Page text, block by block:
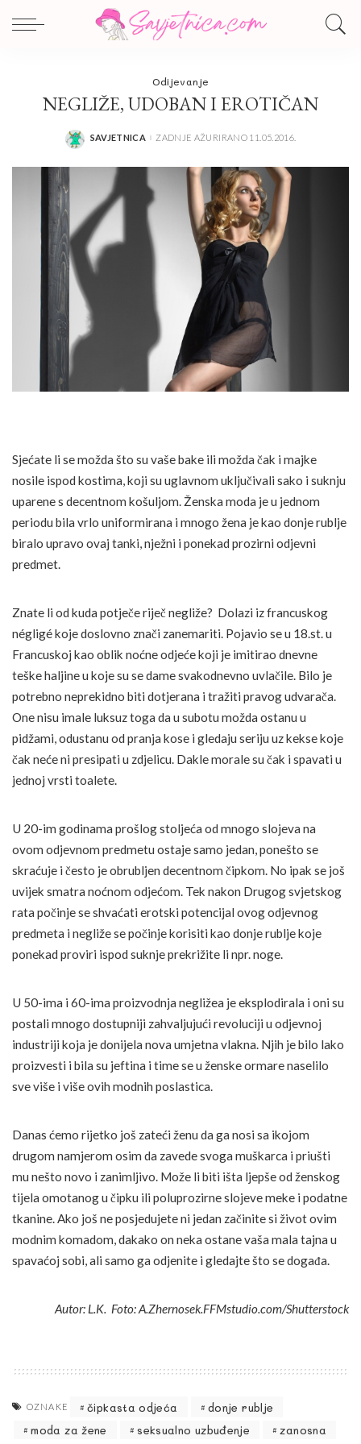
Odijevanje
NEGLIŽE, UDOBAN I EROTIČAN
POSTED
SAVJETNICA ZADNJE AŽURIRANO 11.05.2016.
Sjećate li se možda što su vaše bake ili možda čak i majke
nosile ispod kostima, koji su uglavnom uključivali sako i suknju
uparene s decentnom košuljom. Ženska moda je u jednom
periodu bila vrlo uniformirana i mnogo žena je kao donje rublje
biralo upravo ovaj tanki, nježni i ponekad prozirni odjevni
predmet.
Znate li od kuda potječe riječ negliže? Dolazi iz francuskog
négligé koje doslovno znači zanemariti. Pojavio se u 18.st. u
Francuskoj kao oblik noćne odjeće koji je imitirao dnevne
teške haljine u koje su se dame svakodnevno uvlačile. Bilo je
potrebno neprekidno biti dotjerana i tražiti pravog udvarača.
One nisu imale luksuz toga da u subotu možda ostanu u
pidžami, odustanu od pranja kose i gledaju seriju uz kekse koje
čak neće ni presipati u zdjelicu. Dakle morale su čak i spavati u
jednoj vrsti toalete.
U 20-im godinama prošlog stoljeća od mnogo slojeva na
ovom odjevnom predmetu ostaje samo jedan, ponešto se
skraćuje i često je obrubljen decentnom čipkom. No ipak se još
uvijek smatra noćnom odjećom. Tek nakon Drugog svjetskog
rata počinje se shvaćati erotski potencijal ovog odjevnog
predmeta i negliže se počinje korisiti kao donje rublje koje
ponekad proviri ispod suknje prekrižite li npr. noge.
U 50-ima i 60-ima proizvodnja negližea je eksplodirala i oni su
postali mnogo dostupniji zahvaljujući revoluciji u odjevnoj
industriji koja je donijela nova umjetna vlakna. Njih je bilo lako
proizvesti i bila su jeftina i time se u ženske ormare naselilo
sve više i više ovih modnih poslastica.
Danas ćemo rijetko još zateći ženu da ga nosi sa ikojom
drugom namjerom osim da zavede svoga muškarca i priušti
mu nešto novo i zanimljivo. Može li biti išta ljepše od ženskog
tijela omotanog u čipku ili poluprozirne slojeve meke i podatne
tkanine. Ako još ne posjedujete ni jedan začinite si život ovim
modnim komadom, dakako on neka ostane vaša mala tajna u
spavaćoj sobi, ali samo ga odjenite i gledajte što se događa.
Autor: L.K. Foto: A.Zhernosek.FFMstudio.com/Shutterstock
OZNAKE čipkasta odjeća
donje rublje
moda za žene
seksualno uzbuđenje zanosna